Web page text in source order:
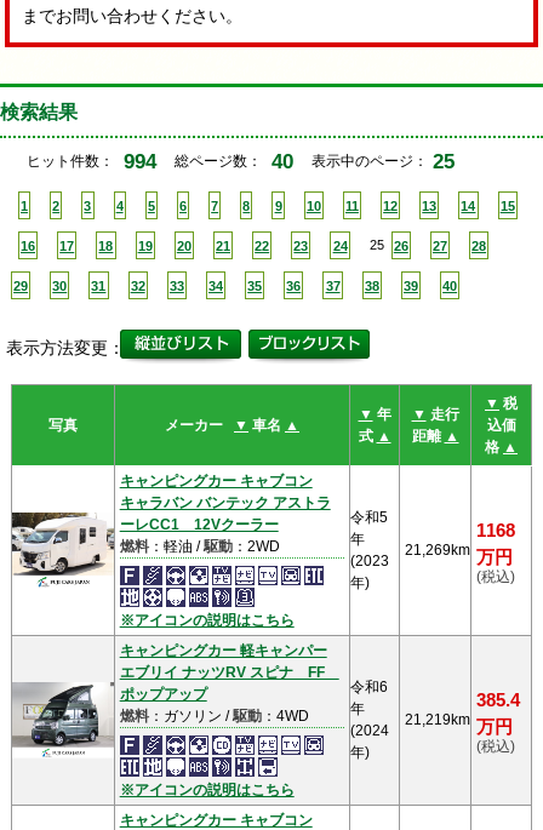
までお問い合わせください。
検索結果
ヒット件数： 994 総ページ数： 40 表示中のページ： 25
1 2 3 4 5 6 7 8 9 10 11 12 13 14 15
16 17 18 19 20 21 22 23 24 25 26 27 28
29 30 31 32 33 34 35 36 37 38 39 40
表示方法変更：
写真 メーカー ▼ 車名 ▲
▼ 年
式 ▲
▼ 走行
距離 ▲
▼ 税
込価
格 ▲
キャンピングカー キャブコン
キャラバン バンテック アストラ
ーレCC1 12Vクーラー
燃料：軽油 /駆動：2WD
※アイコンの説明はこちら
令和5
年
(2023
年)
21,269km
1168
万円
(税込)
キャンピングカー 軽キャンパー
エブリイ ナッツRV スピナ FF
ポップアップ
燃料：ガソリン /駆動：4WD
※アイコンの説明はこちら
令和6
年
(2024
年)
21,219km
385.4
万円
(税込)
キャンピングカー キャブコン